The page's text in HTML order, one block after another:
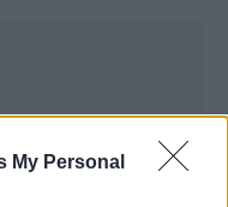
My Personal